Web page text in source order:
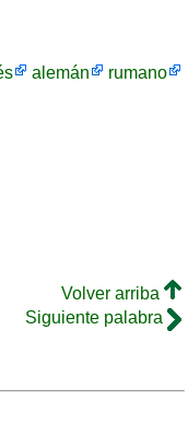
alemán
rumano
Volver arriba
Siguiente palabra